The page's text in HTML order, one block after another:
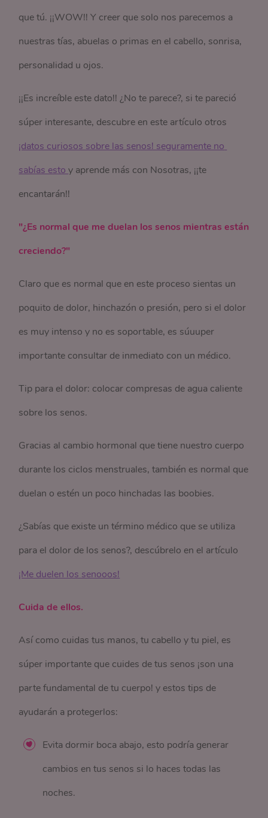
que tú. ¡¡WOW!! Y creer que solo nos parecemos a
nuestras tías, abuelas o primas en el cabello, sonrisa,
personalidad u ojos.
¡¡Es increíble este dato!! ¿No te parece?, si te pareció
súper interesante, descubre en este artículo otros
¡datos curiosos sobre las senos! seguramente no
sabías esto y aprende más con Nosotras, ¡¡te
encantarán!!
"¿Es normal que me duelan los senos mientras están
creciendo?"
Claro que es normal que en este proceso sientas un
poquito de dolor, hinchazón o presión, pero si el dolor
es muy intenso y no es soportable, es súuuper
importante consultar de inmediato con un médico.
Tip para el dolor: colocar compresas de agua caliente
sobre los senos.
Gracias al cambio hormonal que tiene nuestro cuerpo
durante los ciclos menstruales, también es normal que
duelan o estén un poco hinchadas las boobies.
¿Sabías que existe un término médico que se utiliza
para el dolor de los senos?, descúbrelo en el artículo
¡Me duelen los senooos!
Cuida de ellos.
Así como cuidas tus manos, tu cabello y tu piel, es
súper importante que cuides de tus senos ¡son una
parte fundamental de tu cuerpo! y estos tips de
ayudarán a protegerlos:
Evita dormir boca abajo, esto podría generar
cambios en tus senos si lo haces todas las
noches.